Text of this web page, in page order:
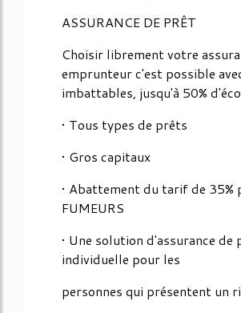
ASSURANCE DE PRÊT
Choisir librement votre
emprunteur c'est possible
imbattables, jusqu'à 50%
• Tous types de prêts
• Gros capitaux
• Abattement du tarif de 35%
FUMEURS
• Une solution d'assurance de
individuelle pour les
personnes qui présentent un